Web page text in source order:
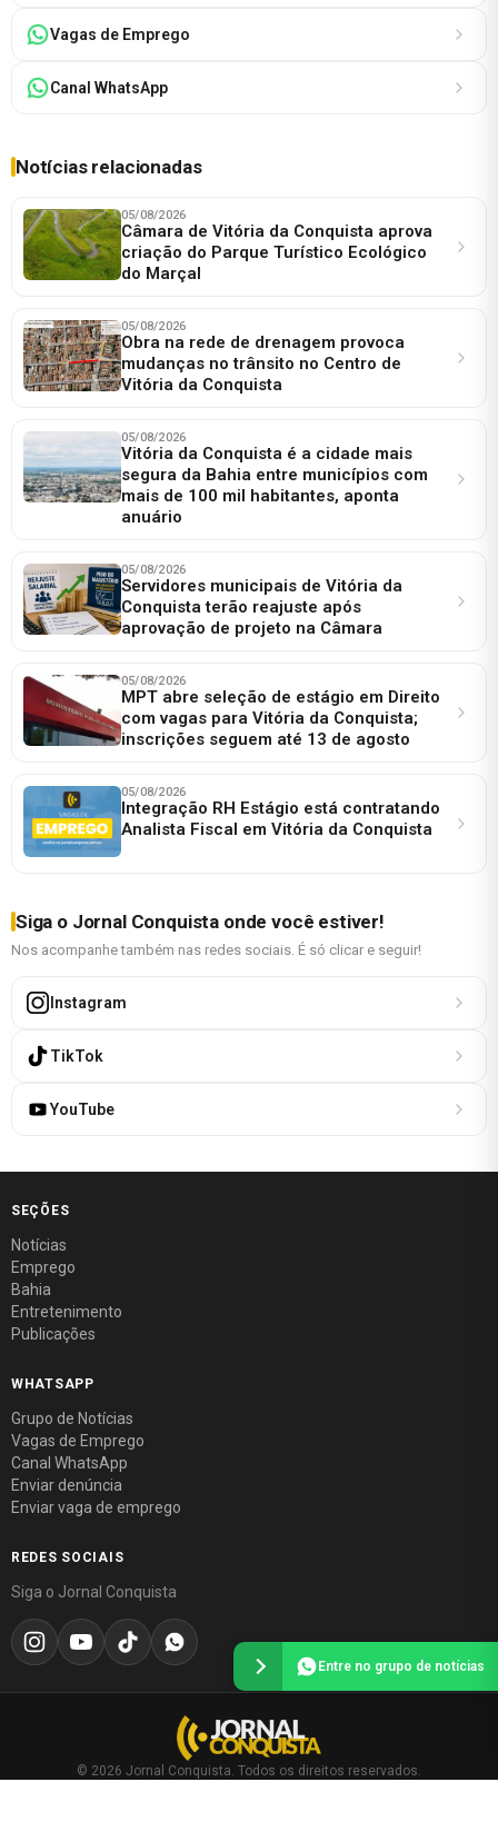
Vagas de Emprego
Canal WhatsApp
Notícias relacionadas
05/08/2026
Câmara de Vitória da Conquista aprova
criação do Parque Turístico Ecológico
do Marçal
05/08/2026
Obra na rede de drenagem provoca
mudanças no trânsito no Centro de
Vitória da Conquista
05/08/2026
Vitória da Conquista é a cidade mais
segura da Bahia entre municípios com
mais de 100 mil habitantes, aponta
anuário
05/08/2026
Servidores municipais de Vitória da
Conquista terão reajuste após
aprovação de projeto na Câmara
05/08/2026
MPT abre seleção de estágio em Direito
com vagas para Vitória da Conquista;
inscrições seguem até 13 de agosto
05/08/2026
Integração RH Estágio está contratando
Analista Fiscal em Vitória da Conquista
Siga o Jornal Conquista onde você estiver!
Nos acompanhe também nas redes sociais. É só clicar e seguir!
Instagram
TikTok
YouTube
SEÇÕES
Notícias
Emprego
Bahia
Entretenimento
Publicações
WHATSAPP
Grupo de Notícias
Vagas de Emprego
Canal WhatsApp
Enviar denúncia
Enviar vaga de emprego
REDES SOCIAIS
Siga o Jornal Conquista
© 2026 Jornal Conquista. Todos os direitos reservados.
Entre no grupo de notícias